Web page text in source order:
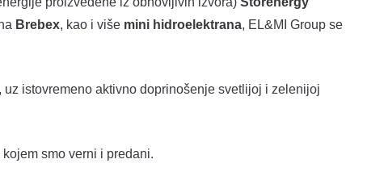
Brebex, kao i više mini hidroelektrana, EL&MI Group se
istovremeno aktivno doprinošenje svetlijoj i zelenijoj
smo verni i predani.